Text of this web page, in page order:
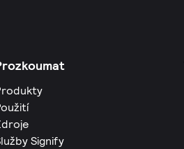
Signify